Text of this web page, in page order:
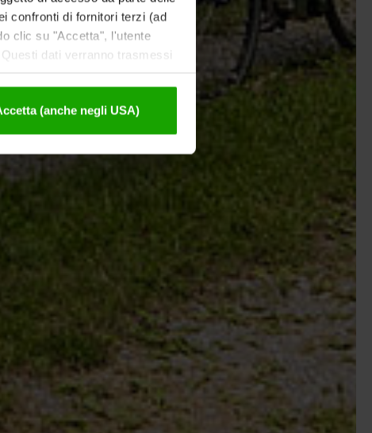
confronti di fornitori terzi (ad
clic su "Accetta", l'utente
dati verranno trasmessi
(anche negli USA)